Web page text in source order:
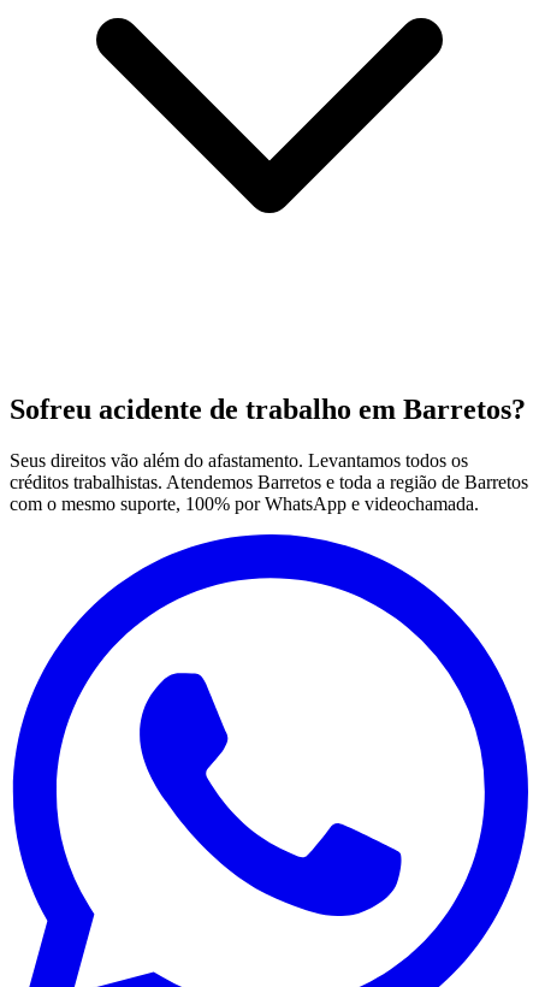
Sofreu acidente de trabalho em Barretos?
Seus direitos vão além do afastamento. Levantamos todos os
créditos trabalhistas. Atendemos Barretos e toda a região de Barretos
com o mesmo suporte, 100% por WhatsApp e videochamada.